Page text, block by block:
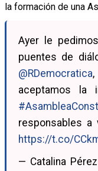
la formación de una
Ayer le
puentes de
@RDemocratica
aceptamos la
responsables a
https://t.co/
— Catalina